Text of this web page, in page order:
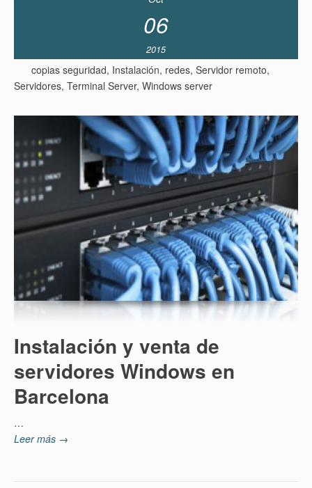
06
2015
copias seguridad, Instalación, redes, Servidor remoto,
Servidores, Terminal Server, Windows server
Instalación y venta de
servidores Windows en
Barcelona
…
Leer más →